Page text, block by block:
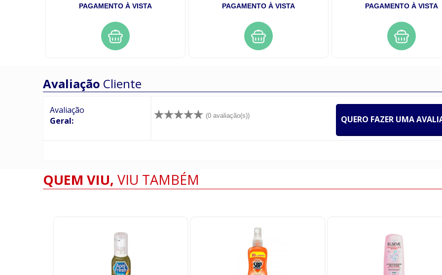
PAGAMENTO À VISTA PAGAMENTO À VISTA PAGAMENTO À VISTA
Avaliação Cliente
Avaliação
Geral:
(0 avaliação(s)) QUERO FAZER UMA
QUEM VIU, VIU TAMBÉM